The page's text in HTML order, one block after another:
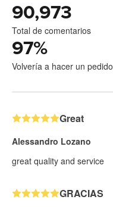
90,973
Total de comentarios
97%
Volvería a hacer un pedido
Great
Alessandro Lozano
great quality and service
GRACIAS